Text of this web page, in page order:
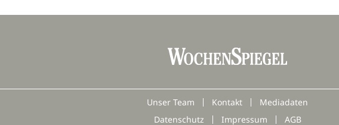
Unser Team Kontakt
Mediadaten
Datenschutz
Impressum AGB